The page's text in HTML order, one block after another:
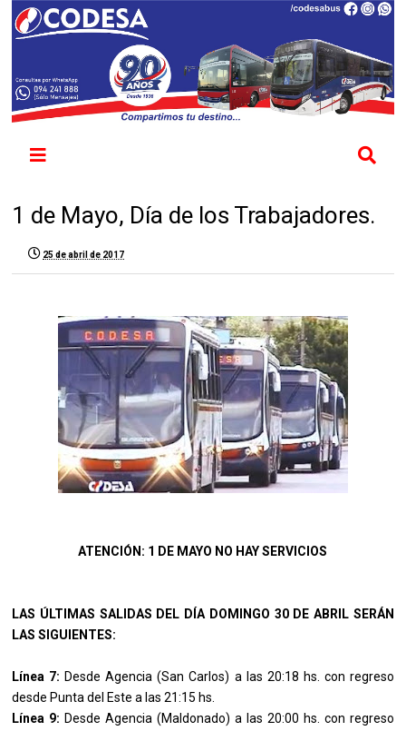
1 de Mayo, Día de los Trabajadores.
25 de abril de 2017
ATENCIÓN: 1 DE MAYO NO HAY SERVICIOS
LAS ÚLTIMAS SALIDAS DEL DÍA DOMINGO 30 DE ABRIL SERÁN
LAS SIGUIENTES:
Línea 7: Desde Agencia (San Carlos) a las 20:18 hs. con regreso
desde Punta del Este a las 21:15 hs.
Línea 9: Desde Agencia (Maldonado) a las 20:00 hs. con regreso